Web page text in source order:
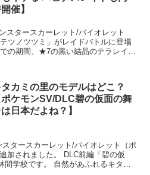
催】
スタースカーレット/バイオレット
ツノツツミ」がレイドバトルに登場
の期間、★7の黒い結晶のテラレイド
カミの里のモデルはどこ？
ポケモンSV/DLC碧の仮面の舞
日本だよね？】
タースカーレット/バイオレット（ポ
加されました。 DLC前編「碧の仮
間学校です。 自然があふれるキタカ